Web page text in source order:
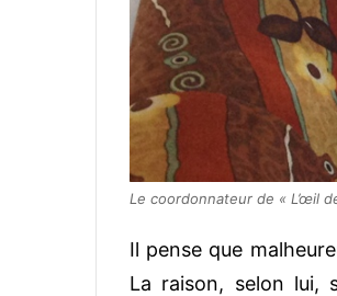
Le coordonnateur de « L’œil
Il pense que
La raison, selon lui,